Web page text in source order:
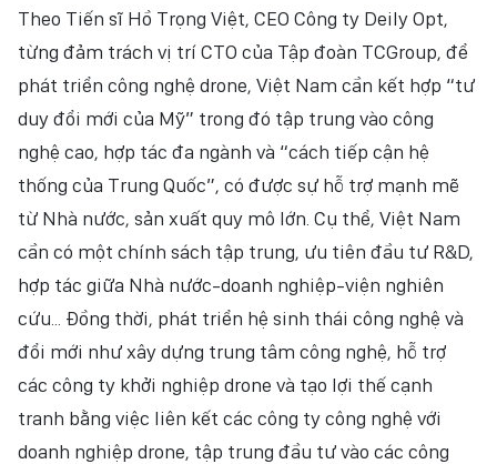
Theo Tiến sĩ Hồ Trọng Việt, CEO Công ty Deily Opt,
từng đảm trách vị trí CTO của Tập đoàn TCGroup, để
phát triển công nghệ drone, Việt Nam cần kết hợp “tư
duy đổi mới của Mỹ” trong đó tập trung vào công
nghệ cao, hợp tác đa ngành và “cách tiếp cận hệ
thống của Trung Quốc”, có được sự hỗ trợ mạnh mẽ
từ Nhà nước, sản xuất quy mô lớn. Cụ thể, Việt Nam
cần có một chính sách tập trung, ưu tiên đầu tư R&D,
hợp tác giữa Nhà nước-doanh nghiệp-viện nghiên
cứu... Đồng thời, phát triển hệ sinh thái công nghệ và
đổi mới như xây dựng trung tâm công nghệ, hỗ trợ
các công ty khởi nghiệp drone và tạo lợi thế cạnh
tranh bằng việc liên kết các công ty công nghệ với
doanh nghiệp drone, tập trung đầu tư vào các công